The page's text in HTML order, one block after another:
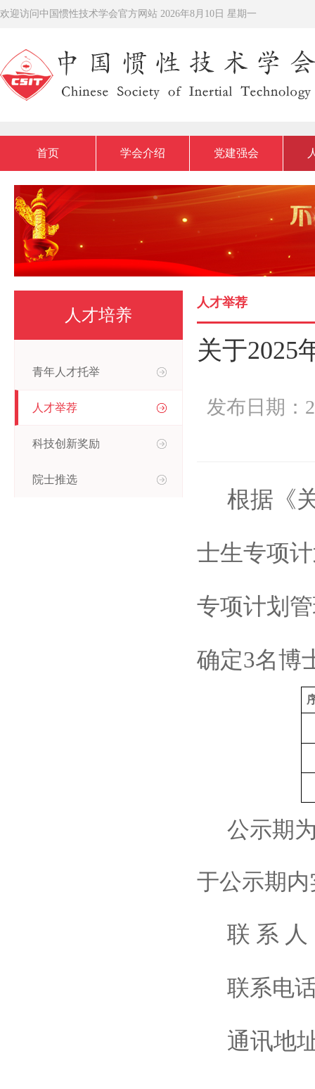
欢迎访问中国惯性技术学会官方网站 2026年8月10日 星期一
首页 学会介绍 党建强会
人才培养
青年人才托举
人才举荐
科技创新奖励
院士推选
人才举荐
关于2025
发布日期
根据《
士生专项
专项计划
确定3名博
公示期
于公示期
联 系
联系电
通讯地